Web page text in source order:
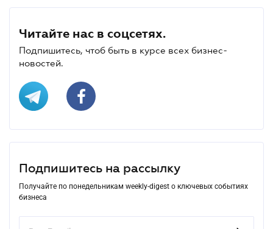
Читайте нас в соцсетях.
Подпишитесь, чтоб быть в курсе всех бизнес-
новостей.
Подпишитесь на рассылку
Получайте по понедельникам weekly-digest о ключевых событиях
бизнеса